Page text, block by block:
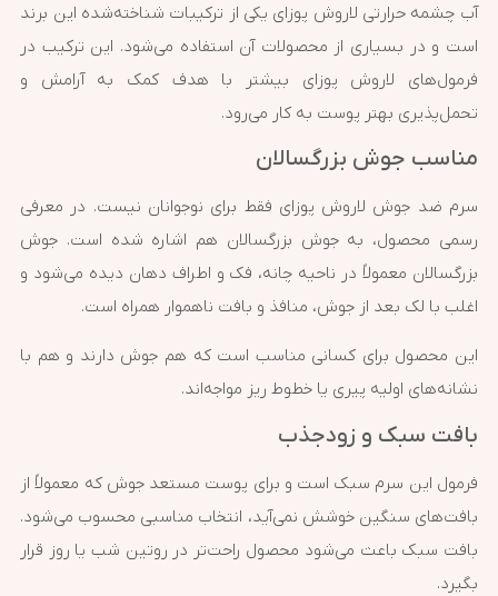
آب چشمه حرارتی لاروش پوزای یکی از ترکیبات شناخته‌شده این برند
است و در بسیاری از محصولات آن استفاده می‌شود. این ترکیب در
فرمول‌های لاروش پوزای بیشتر با هدف کمک به آرامش و
تحمل‌پذیری بهتر پوست به کار می‌رود.
مناسب جوش بزرگسالان
سرم ضد جوش لاروش پوزای فقط برای نوجوانان نیست. در معرفی
رسمی محصول، به جوش بزرگسالان هم اشاره شده است. جوش
بزرگسالان معمولاً در ناحیه چانه، فک و اطراف دهان دیده می‌شود و
اغلب با لک بعد از جوش، منافذ و بافت ناهموار همراه است.
این محصول برای کسانی مناسب است که هم جوش دارند و هم با
نشانه‌های اولیه پیری یا خطوط ریز مواجه‌اند.
بافت سبک و زودجذب
فرمول این سرم سبک است و برای پوست مستعد جوش که معمولاً از
بافت‌های سنگین خوشش نمی‌آید، انتخاب مناسبی محسوب می‌شود.
بافت سبک باعث می‌شود محصول راحت‌تر در روتین شب یا روز قرار
بگیرد.